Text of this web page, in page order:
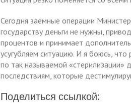
Сегодня заемные операции
государству деньги не нужны,
процентов и принимает
усугубляем ситуацию. И я боюсь,
по так называемой «стерилизации»
последствиям, которые
Поделиться ссылкой: